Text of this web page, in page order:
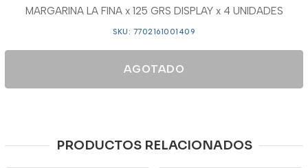
MARGARINA LA FINA x 125 GRS DISPLAY x 4 UNIDADES
SKU: 7702161001409
AGOTADO
PRODUCTOS RELACIONADOS